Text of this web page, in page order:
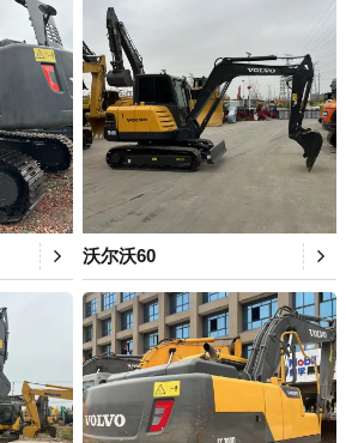
沃尔沃60